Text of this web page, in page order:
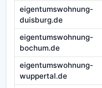
eigentumswohnung-
duisburg.de
eigentumswohnung-
bochum.de
eigentumswohnung-
wuppertal.de